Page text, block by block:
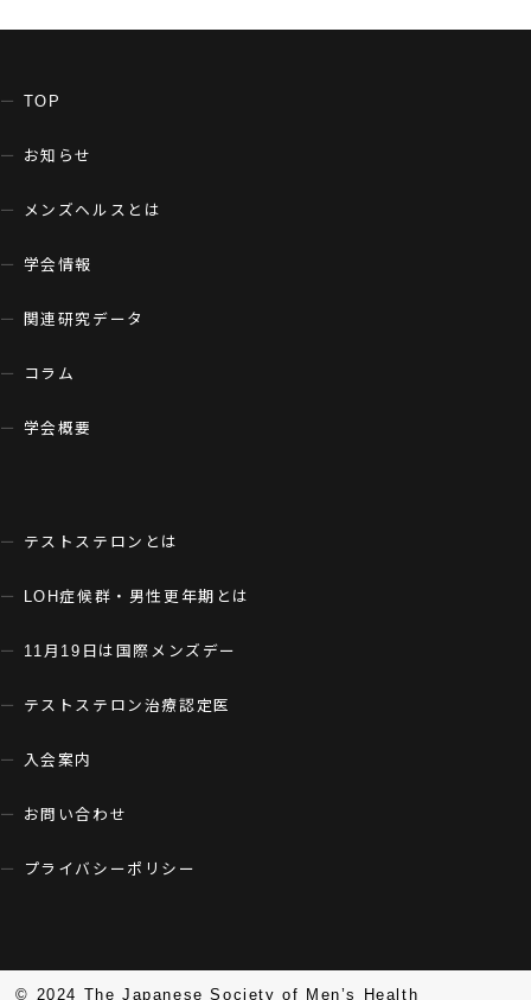
TOP
お知らせ
メンズヘルスとは
学会情報
関連研究データ
コラム
学会概要
テストステロンとは
LOH症候群・男性更年期とは
11月19日は国際メンズデー
テストステロン治療認定医
入会案内
お問い合わせ
プライバシーポリシー
© 2024 The Japanese Society of Men’s Health